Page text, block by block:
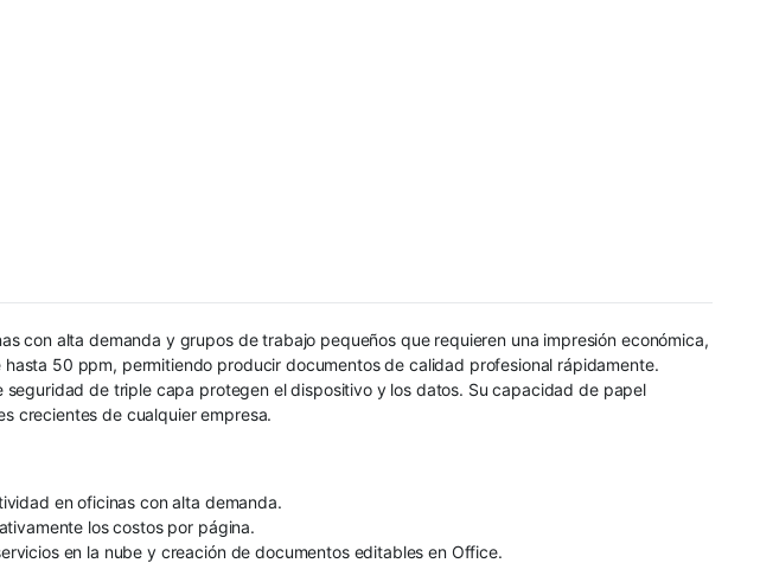
con alta demanda y grupos de trabajo pequeños que requieren una impresión económica,
50 ppm, permitiendo producir documentos de calidad profesional rápidamente.
de triple capa protegen el dispositivo y los datos. Su capacidad de papel
crecientes de cualquier empresa.
en oficinas con alta demanda.
los costos por página.
en la nube y creación de documentos editables en Office.